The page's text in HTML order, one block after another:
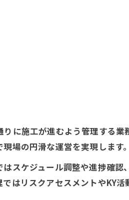
に施工が進むよう管理する業
場の円滑な運営を実現します。
スケジュール調整や進捗確認
はリスクアセスメントやKY活